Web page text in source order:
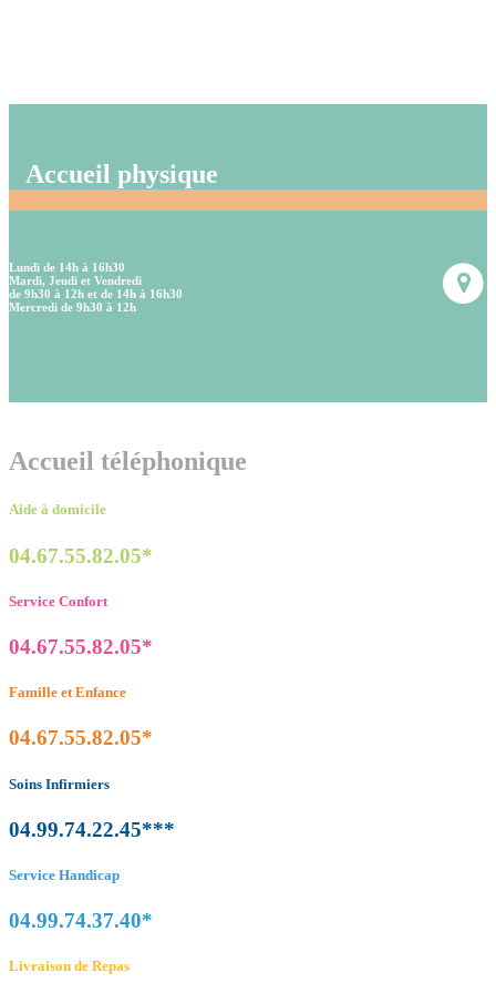
Accueil physique
Lundi de 14h à 16h30
Mardi, Jeudi et Vendredi
de 9h30 à 12h et de 14h à 16h30
Mercredi de 9h30 à 12h
Accueil téléphonique
Aide à domicile
04.67.55.82.05*
Service Confort
04.67.55.82.05*
Famille et Enfance
04.67.55.82.05*
Soins Infirmiers
04.99.74.22.45***
Service Handicap
04.99.74.37.40*
Livraison de Repas